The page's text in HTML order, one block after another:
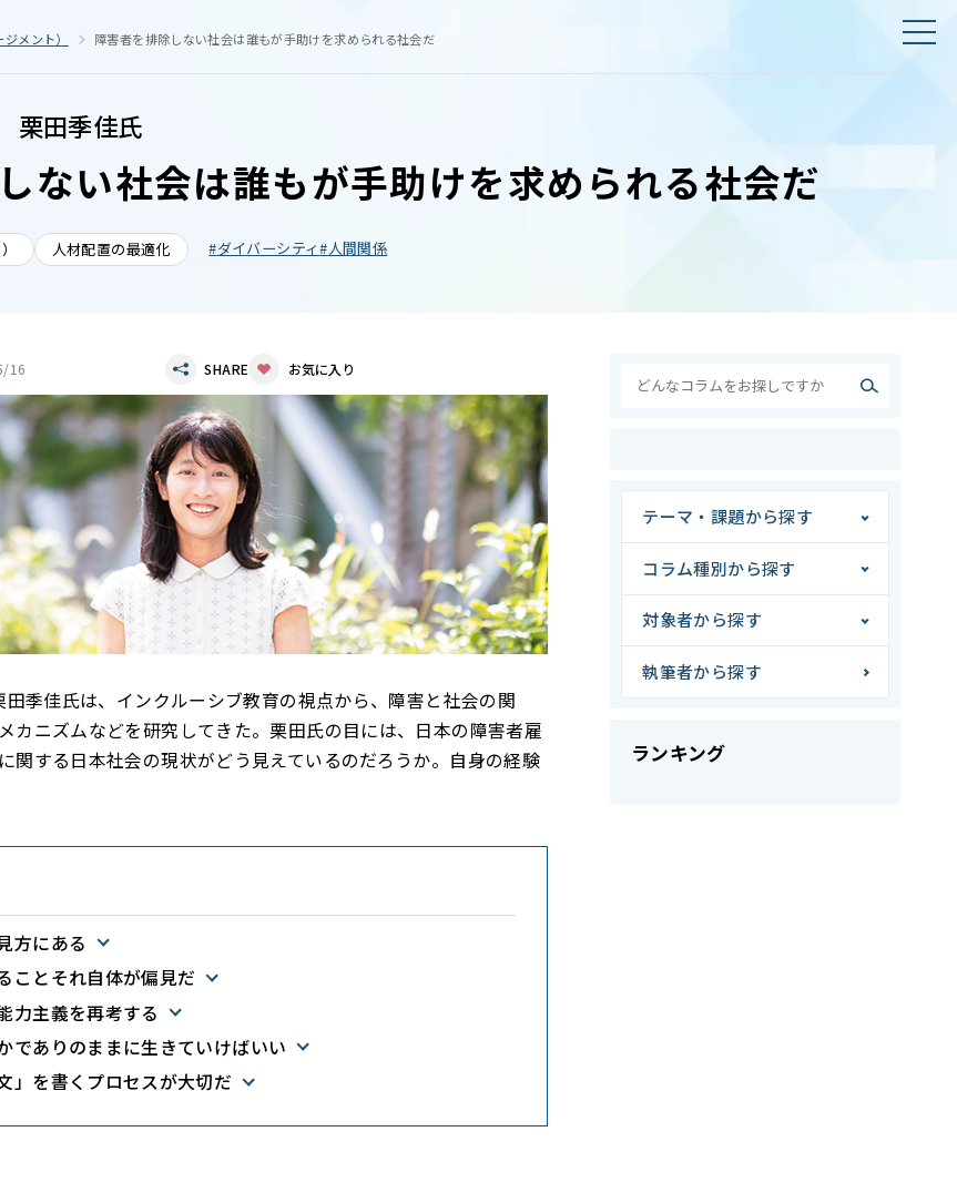
メント） 障害者を排除しない社会は誰もが手助けを求められる社会だ
栗田季佳氏
ない社会は誰もが手助けを求められる社会だ
人材配置の最適化 ダイバーシティ 人間関係
16 SHARE お気に入り
季佳氏は、インクルーシブ教育の視点から、障害と社会の関
カニズムなどを研究してきた。栗田氏の目には、日本の障害者雇
関する日本社会の現状がどう見えているのだろうか。自身の経験
方にある
ことそれ自体が偏見だ
力主義を再考する
でありのままに生きていけばいい
」を書くプロセスが大切だ
テーマ・課題から探す
コラム種別から探す
対象者から探す
執筆者から探す
ランキング